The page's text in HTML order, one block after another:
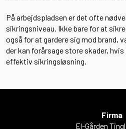
På arbejdspladsen er det ofte
sikringsniveau. Ikke bare for at
også for at gardere sig mod brand,
der kan forårsage store skader,
effektiv sikringsløsning.
Firma
El-Gården